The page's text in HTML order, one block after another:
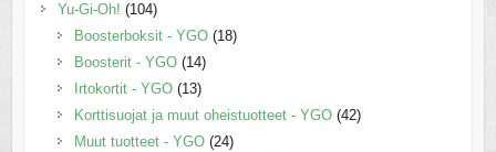
Yu-Gi-Oh! (104)
Boosterboksit - YGO (18)
Boosterit - YGO (14)
Irtokortit - YGO (13)
Korttisuojat ja muut oheistuotteet - YGO (42)
Muut tuotteet - YGO (24)